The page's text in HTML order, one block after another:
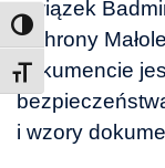
Toggle Font size
Związek
Ochrony
dokumencie
i wzory